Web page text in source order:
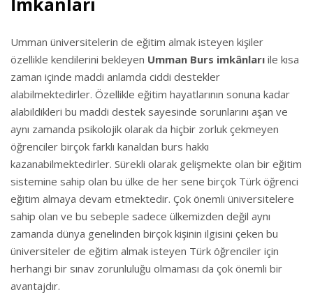
Umman üniversitelerin de eğitim almak isteyen kişiler
özellikle kendilerini bekleyen Umman Burs imkânları ile kısa
zaman içinde maddi anlamda ciddi destekler
alabilmektedirler. Özellikle eğitim hayatlarının sonuna kadar
alabildikleri bu maddi destek sayesinde sorunlarını aşan ve
aynı zamanda psikolojik olarak da hiçbir zorluk çekmeyen
öğrenciler birçok farklı kanaldan burs hakkı
kazanabilmektedirler. Sürekli olarak gelişmekte olan bir eğitim
sistemine sahip olan bu ülke de her sene birçok Türk öğrenci
eğitim almaya devam etmektedir. Çok önemli üniversitelere
sahip olan ve bu sebeple sadece ülkemizden değil aynı
zamanda dünya genelinden birçok kişinin ilgisini çeken bu
üniversiteler de eğitim almak isteyen Türk öğrenciler için
herhangi bir sınav zorunluluğu olmaması da çok önemli bir
avantajdır.